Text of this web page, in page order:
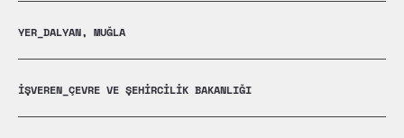
YER_DALYAN, MUĞLA
İŞVEREN_ÇEVRE VE ŞEHİRCİLİK BAKANLIĞI